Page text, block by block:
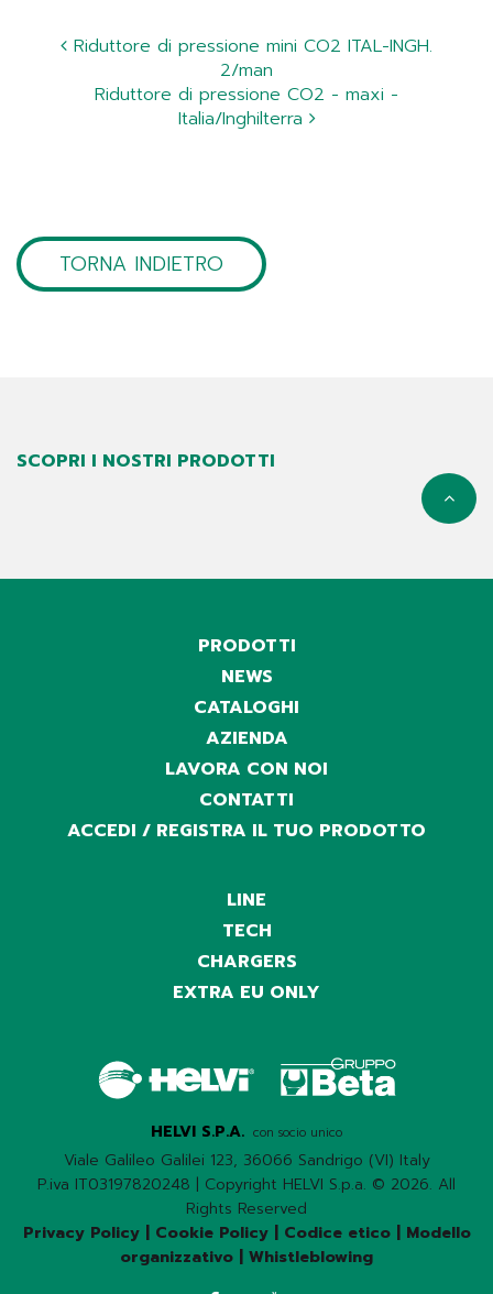
Riduttore di pressione mini CO2 ITAL-INGH.
2/man
Riduttore di pressione CO2 - maxi -
Italia/Inghilterra
TORNA INDIETRO
SCOPRI I NOSTRI PRODOTTI
PRODOTTI
NEWS
CATALOGHI
AZIENDA
LAVORA CON NOI
CONTATTI
ACCEDI / REGISTRA IL TUO PRODOTTO
LINE
TECH
CHARGERS
EXTRA EU ONLY
HELVI S.P.A. con socio unico
Viale Galileo Galilei 123, 36066 Sandrigo (VI) Italy
P.iva IT03197820248 | Copyright HELVI S.p.a. © 2026. All
Rights Reserved
Privacy Policy| Cookie Policy| Codice etico| Modello
organizzativo
Whistleblowing